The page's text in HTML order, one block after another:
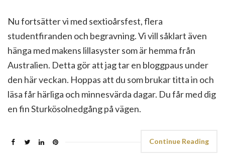
Nu fortsätter vi med sextioårsfest, flera
studentfiranden och begravning. Vi vill såklart även
hänga med makens lillasyster som är hemma från
Australien. Detta gör att jag tar en bloggpaus under
den här veckan. Hoppas att du som brukar titta in och
läsa får härliga och minnesvärda dagar. Du får med dig
en fin Sturkösolnedgång på vägen.
Continue Reading